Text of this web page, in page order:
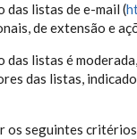
das listas de e-mail (
de extensão e
das listas é
das listas,
os seguintes